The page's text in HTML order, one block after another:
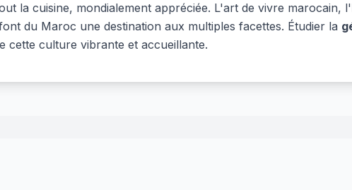
la cuisine, mondialement appréciée. L'art de vivre marocain,
du Maroc une destination aux multiples facettes. Étudier la
cette culture vibrante et accueillante.